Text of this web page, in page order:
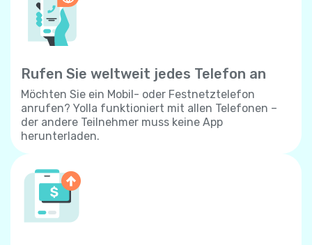
Rufen Sie weltweit jedes Telefon an
Möchten Sie ein Mobil- oder Festnetztelefon
anrufen? Yolla funktioniert mit allen Telefonen –
der andere Teilnehmer muss keine App
herunterladen.